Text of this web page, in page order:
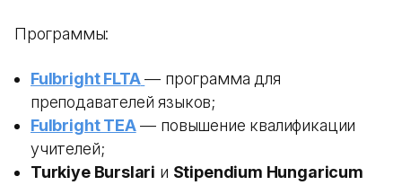
Программы:
Fulbright FLTA — программа для
преподавателей языков;
Fulbright TEA— повышение квалификации
учителей;
Turkiye Burslari и Stipendium Hungaricum